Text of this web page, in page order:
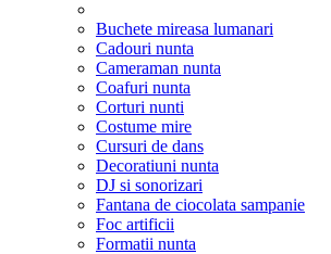
Buchete mireasa lumanari
Cadouri nunta
Cameraman nunta
Coafuri nunta
Corturi nunti
Costume mire
Cursuri de dans
Decoratiuni nunta
DJ si sonorizari
Fantana de ciocolata sampanie
Foc artificii
Formatii nunta